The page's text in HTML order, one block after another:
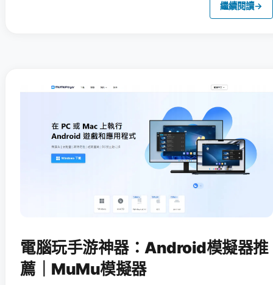
繼續閱讀→
電腦玩手游神器：Android模擬器推
薦｜MuMu模擬器